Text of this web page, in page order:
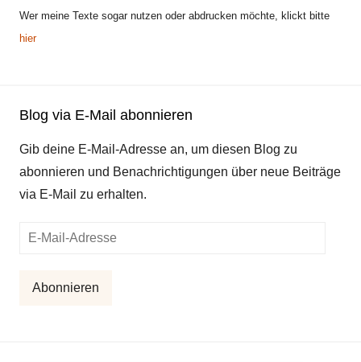
Wer meine Texte sogar nutzen oder abdrucken möchte, klickt bitte
hier
Blog via E-Mail abonnieren
Gib deine E-Mail-Adresse an, um diesen Blog zu
abonnieren und Benachrichtigungen über neue Beiträge
via E-Mail zu erhalten.
E-
Abonnieren